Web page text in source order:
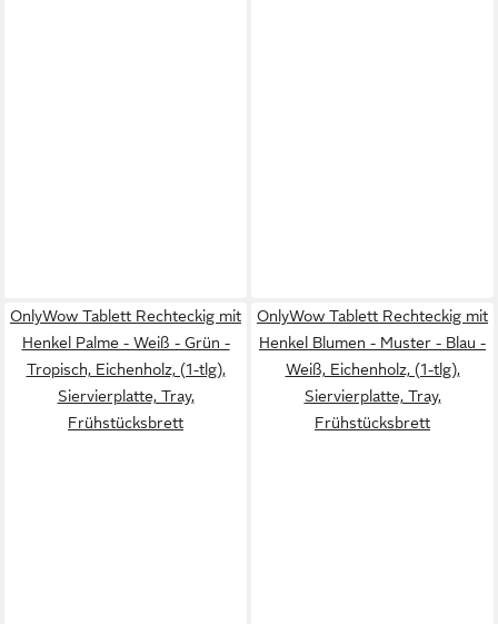
OnlyWow Tablett Rechteckig mit
Henkel Palme - Weiß - Grün -
Tropisch, Eichenholz, (1-tlg),
Siervierplatte, Tray,
Frühstücksbrett
OnlyWow Tablett Rechteckig mit
Henkel Blumen - Muster - Blau -
Weiß, Eichenholz, (1-tlg),
Siervierplatte, Tray,
Frühstücksbrett